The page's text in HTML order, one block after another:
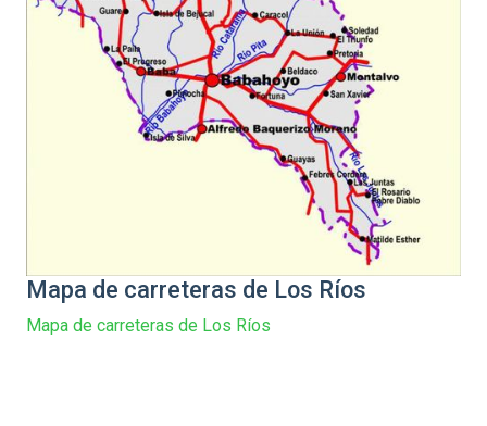
Mapa de carreteras de Los Ríos
Mapa de carreteras de Los Ríos